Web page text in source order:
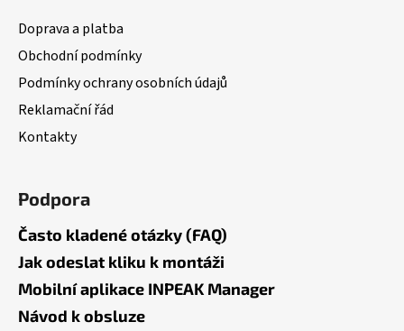
Doprava a platba
Obchodní podmínky
Podmínky ochrany osobních údajů
Reklamační řád
Kontakty
Podpora
Často kladené otázky (FAQ)
Jak odeslat kliku k montáži
Mobilní aplikace INPEAK Manager
Návod k obsluze